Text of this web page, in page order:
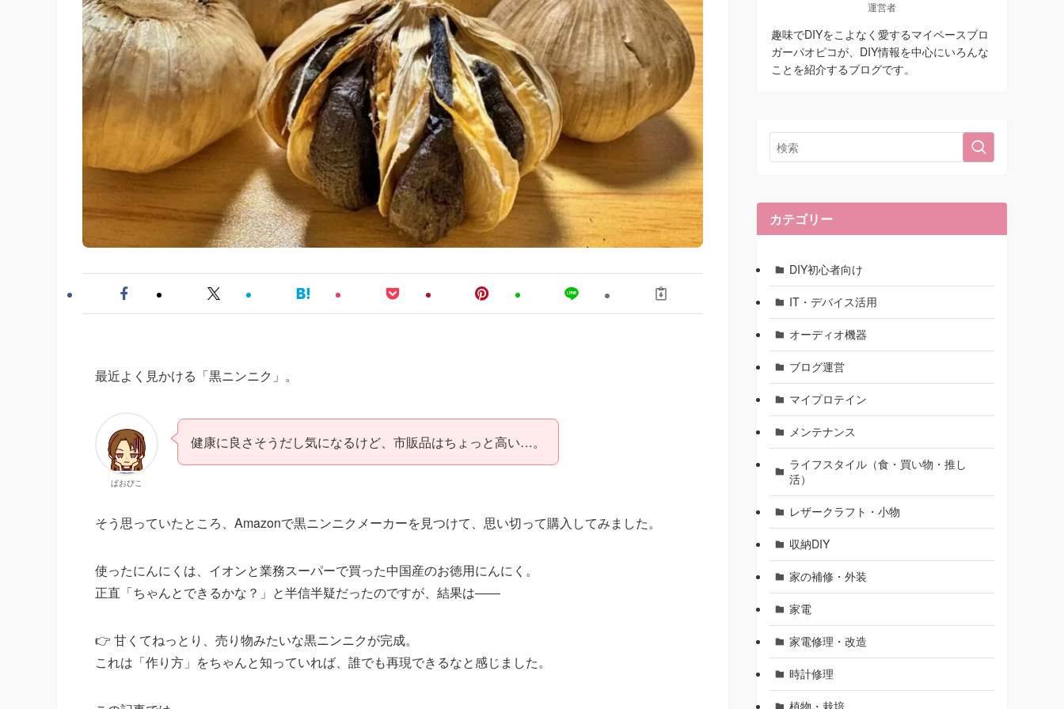
最近よく見かける「黒ニンニク」。
ぱおぴこ
健康に良さそうだし気になるけど、市販品はちょっと高い…。
そう思っていたところ、Amazonで黒ニンニクメーカーを見つけて、思い切って購入してみました。
使ったにんにくは、イオンと業務スーパーで買った中国産のお徳用にんにく。
正直「ちゃんとできるかな？」と半信半疑だったのですが、結果は――
👉 甘くてねっとり、売り物みたいな黒ニンニクが完成。
これは「作り方」をちゃんと知っていれば、誰でも再現できるなと感じました。
運営者
趣味でDIYをこよなく愛するマイペースブロ
ガーパオピコが、DIY情報を中心にいろんな
ことを紹介するブログです。
カテゴリー
DIY初心者向け
IT・デバイス活用
オーディオ機器
ブログ運営
マイプロテイン
メンテナンス
ライフスタイル（食・買い物・推し
活）
レザークラフト・小物
収納DIY
家の補修・外装
家電
家電修理・改造
時計修理